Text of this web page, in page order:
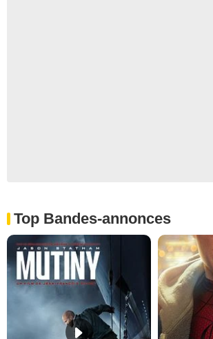
Top Bandes-annonces